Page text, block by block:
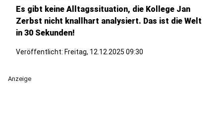
Es gibt keine Alltagssituation, die Kollege Jan
Zerbst nicht knallhart analysiert. Das ist die Welt
in 30 Sekunden!
Veröffentlicht: Freitag, 12.12.2025 09:30
Anzeige